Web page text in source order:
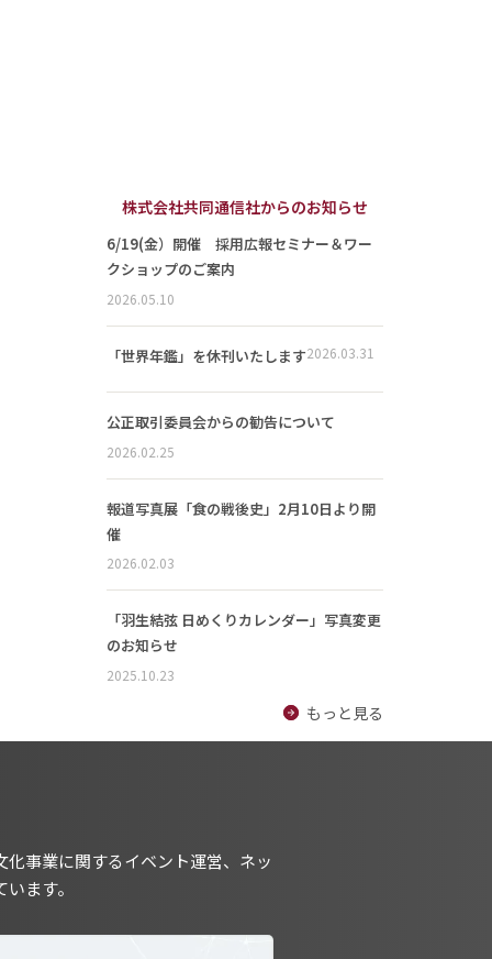
株式会社共同通信社からのお知らせ
6/19(金）開催 採用広報セミナー＆ワー
クショップのご案内
2026.05.10
「世界年鑑」を休刊いたします2026.03.31
公正取引委員会からの勧告について
2026.02.25
報道写真展「食の戦後史」2月10日より開
催
2026.02.03
「羽生結弦 日めくりカレンダー」写真変更
のお知らせ
2025.10.23
もっと見る
事業に関するイベント運営、ネッ
ます。